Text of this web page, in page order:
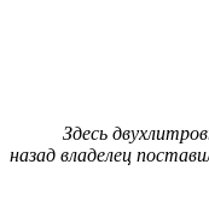
Здесь
назад владелец